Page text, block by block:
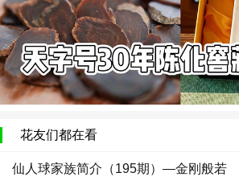
花友们都在看
仙人球家族简介（195期）—金刚般若